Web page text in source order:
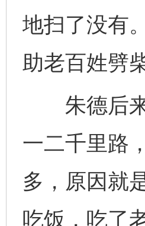
地扫了没有
助老百姓劈
朱德后来
一二千里路
多，原因就
吃饭，吃了